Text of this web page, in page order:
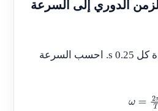
الدوري إلى السرعة
عجلة تكمل دورة واحدة كل 0.25 s. احسب السرعة
ω =2 π